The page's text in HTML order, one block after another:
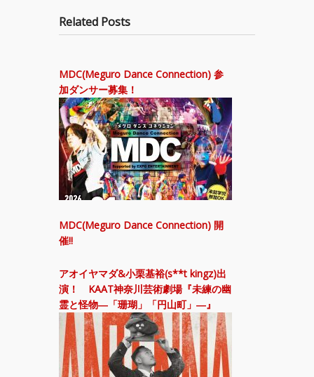
Related Posts
MDC(Meguro Dance Connection) 参
加ダンサー募集！
MDC(Meguro Dance Connection) 開
催!!
アオイヤマダ&小栗基裕(s**t kingz)出
演！ KAAT神奈川芸術劇場『未練の幽
霊と怪物―「珊瑚」「円山町」―』